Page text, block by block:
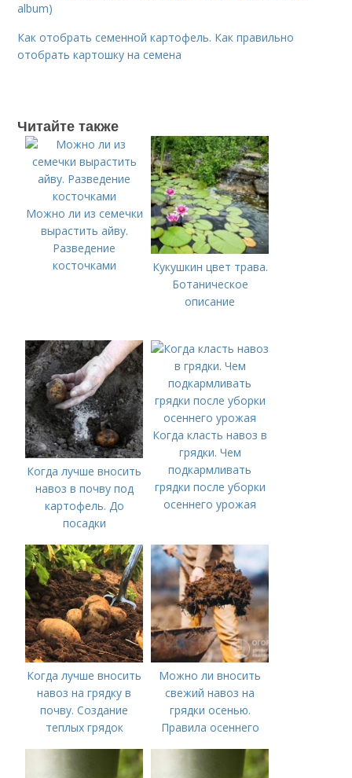
album)
Как отобрать семенной картофель. Как правильно
отобрать картошку на семена
Читайте также
Можно ли из семечки
вырастить айву.
Разведение
косточками
Кукушкин цвет трава.
Ботаническое
описание
Когда лучше вносить
навоз в почву под
картофель. До
посадки
Когда класть навоз в
грядки. Чем
подкармливать
грядки после уборки
осеннего урожая
Когда лучше вносить
навоз на грядку в
почву. Создание
теплых грядок
Можно ли вносить
свежий навоз на
грядки осенью.
Правила осеннего